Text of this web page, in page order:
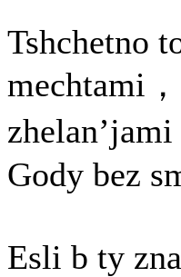
Tshchetno
mechtami，
zhelan’jami
Gody bez
Esli b ty